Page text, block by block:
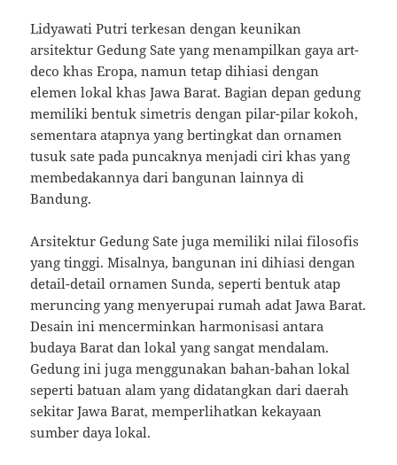
Lidyawati Putri terkesan dengan keunikan
arsitektur Gedung Sate yang menampilkan gaya art-
deco khas Eropa, namun tetap dihiasi dengan
elemen lokal khas Jawa Barat. Bagian depan gedung
memiliki bentuk simetris dengan pilar-pilar kokoh,
sementara atapnya yang bertingkat dan ornamen
tusuk sate pada puncaknya menjadi ciri khas yang
membedakannya dari bangunan lainnya di
Bandung.
Arsitektur Gedung Sate juga memiliki nilai filosofis
yang tinggi. Misalnya, bangunan ini dihiasi dengan
detail-detail ornamen Sunda, seperti bentuk atap
meruncing yang menyerupai rumah adat Jawa Barat.
Desain ini mencerminkan harmonisasi antara
budaya Barat dan lokal yang sangat mendalam.
Gedung ini juga menggunakan bahan-bahan lokal
seperti batuan alam yang didatangkan dari daerah
sekitar Jawa Barat, memperlihatkan kekayaan
sumber daya lokal.